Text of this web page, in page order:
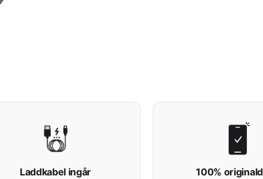
Laddkabel ingår 100%